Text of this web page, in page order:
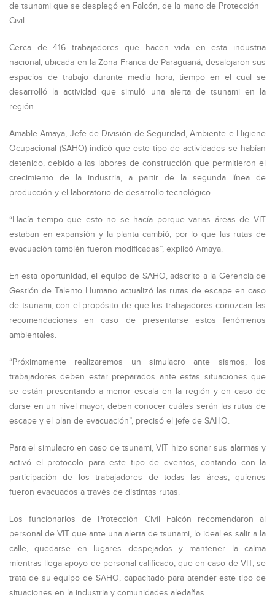
de tsunami que se desplegó en Falcón, de la mano de Protección
Civil.
Cerca de 416 trabajadores que hacen vida en esta industria
nacional, ubicada en la Zona Franca de Paraguaná, desalojaron sus
espacios de trabajo durante media hora, tiempo en el cual se
desarrolló la actividad que simuló una alerta de tsunami en la
región.
Amable Amaya, Jefe de División de Seguridad, Ambiente e Higiene
Ocupacional (SAHO) indicó que este tipo de actividades se habían
detenido, debido a las labores de construcción que permitieron el
crecimiento de la industria, a partir de la segunda línea de
producción y el laboratorio de desarrollo tecnológico.
“Hacía tiempo que esto no se hacía porque varias áreas de VIT
estaban en expansión y la planta cambió, por lo que las rutas de
evacuación también fueron modificadas”, explicó Amaya.
En esta oportunidad, el equipo de SAHO, adscrito a la Gerencia de
Gestión de Talento Humano actualizó las rutas de escape en caso
de tsunami, con el propósito de que los trabajadores conozcan las
recomendaciones en caso de presentarse estos fenómenos
ambientales.
“Próximamente realizaremos un simulacro ante sismos, los
trabajadores deben estar preparados ante estas situaciones que
se están presentando a menor escala en la región y en caso de
darse en un nivel mayor, deben conocer cuáles serán las rutas de
escape y el plan de evacuación”, precisó el jefe de SAHO.
Para el simulacro en caso de tsunami, VIT hizo sonar sus alarmas y
activó el protocolo para este tipo de eventos, contando con la
participación de los trabajadores de todas las áreas, quienes
fueron evacuados a través de distintas rutas.
Los funcionarios de Protección Civil Falcón recomendaron al
personal de VIT que ante una alerta de tsunami, lo ideal es salir a la
calle, quedarse en lugares despejados y mantener la calma
mientras llega apoyo de personal calificado, que en caso de VIT, se
trata de su equipo de SAHO, capacitado para atender este tipo de
situaciones en la industria y comunidades aledañas.